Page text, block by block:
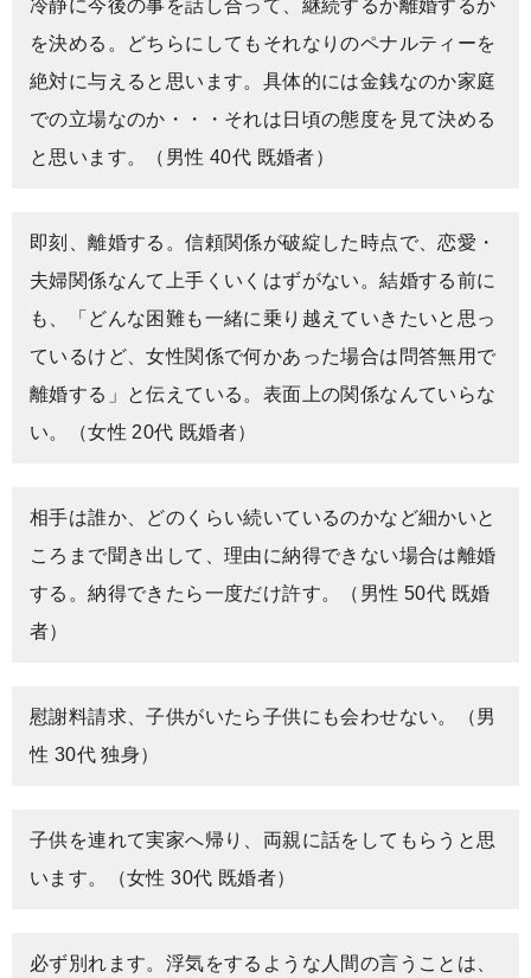
冷静に今後の事を話し合って、継続するか離婚するか
を決める。どちらにしてもそれなりのペナルティーを
絶対に与えると思います。具体的には金銭なのか家庭
での立場なのか・・・それは日頃の態度を見て決める
と思います。（男性 40代 既婚者）
即刻、離婚する。信頼関係が破綻した時点で、恋愛・
夫婦関係なんて上手くいくはずがない。結婚する前に
も、「どんな困難も一緒に乗り越えていきたいと思っ
ているけど、女性関係で何かあった場合は問答無用で
離婚する」と伝えている。表面上の関係なんていらな
い。（女性 20代 既婚者）
相手は誰か、どのくらい続いているのかなど細かいと
ころまで聞き出して、理由に納得できない場合は離婚
する。納得できたら一度だけ許す。（男性 50代 既婚
者）
慰謝料請求、子供がいたら子供にも会わせない。（男
性 30代 独身）
子供を連れて実家へ帰り、両親に話をしてもらうと思
います。（女性 30代 既婚者）
必ず別れます。浮気をするような人間の言うことは、